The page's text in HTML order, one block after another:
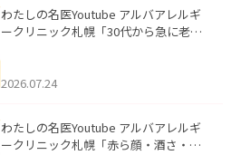
わたしの名医Youtube アルバアレルギ
ークリニック札幌「30代から急に老け
た。
2026.07.24
わたしの名医Youtube アルバアレルギ
ークリニック札幌「赤ら顔・酒さ・ニ